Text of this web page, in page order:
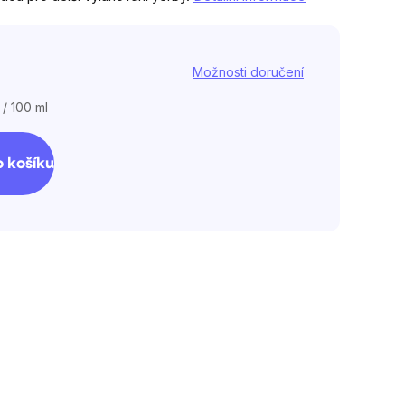
Možnosti doručení
/ 100 ml
košíku